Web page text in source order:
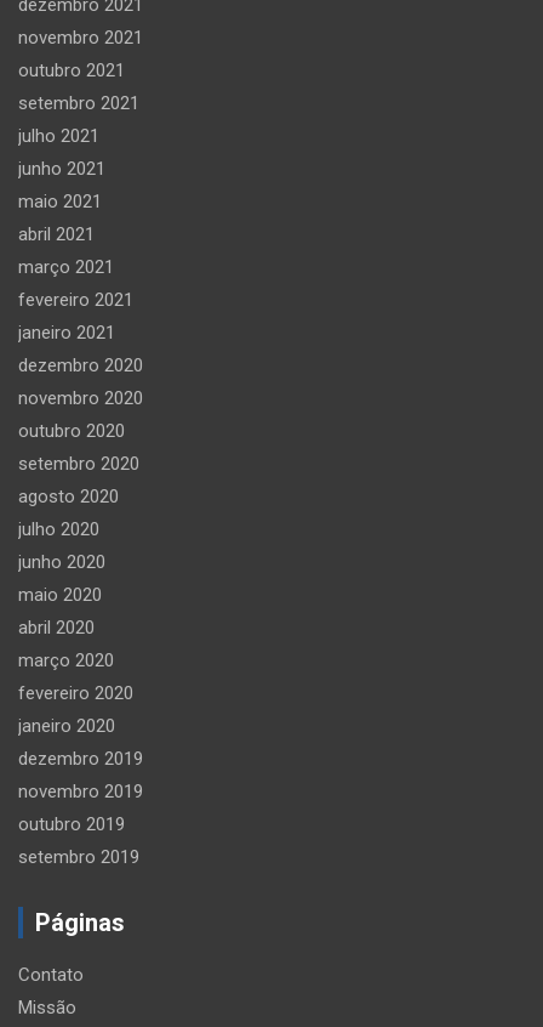
dezembro 2021
novembro 2021
outubro 2021
setembro 2021
julho 2021
junho 2021
maio 2021
abril 2021
março 2021
fevereiro 2021
janeiro 2021
dezembro 2020
novembro 2020
outubro 2020
setembro 2020
agosto 2020
julho 2020
junho 2020
maio 2020
abril 2020
março 2020
fevereiro 2020
janeiro 2020
dezembro 2019
novembro 2019
outubro 2019
setembro 2019
Páginas
Contato
Missão